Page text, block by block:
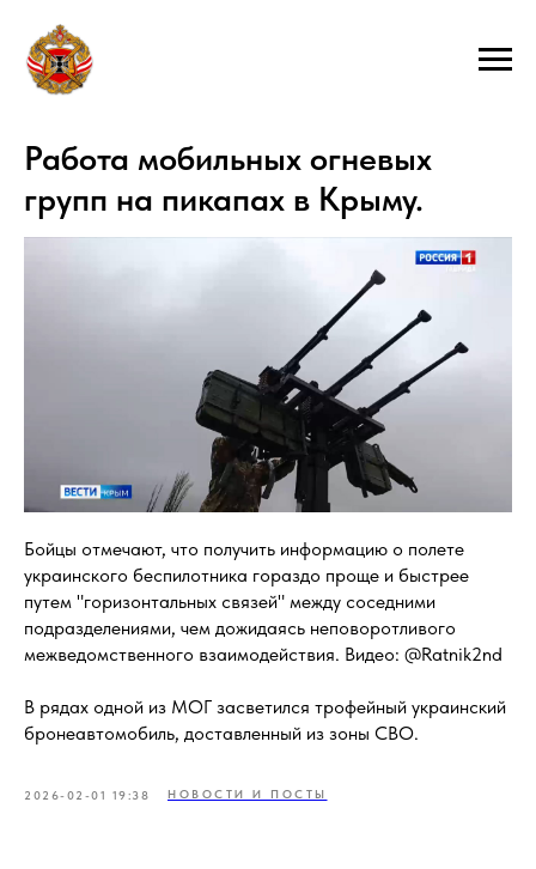
Работа мобильных огневых
групп на пикапах в Крыму.
Бойцы отмечают, что получить информацию о полете
украинского беспилотника гораздо проще и быстрее
путем "горизонтальных связей" между соседними
подразделениями, чем дожидаясь неповоротливого
межведомственного взаимодействия. Видео: @Ratnik2nd
В рядах одной из МОГ засветился трофейный украинский
бронеавтомобиль, доставленный из зоны СВО.
2026-02-01 19:38 НОВОСТИ И ПОСТЫ